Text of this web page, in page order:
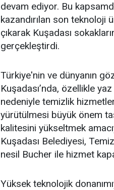
devam ediyor. Bu
kazandırılan son teknoloji
çıkarak Kuşadası
gerçekleştirdi.
Türkiye'nin ve dünyanın
Kuşadası’nda, özellikle
nedeniyle temizlik
yürütülmesi büyük önem
kalitesini yükseltmek
Kuşadası Belediyesi,
nesil Bucher ile hizmet
Yüksek teknolojik